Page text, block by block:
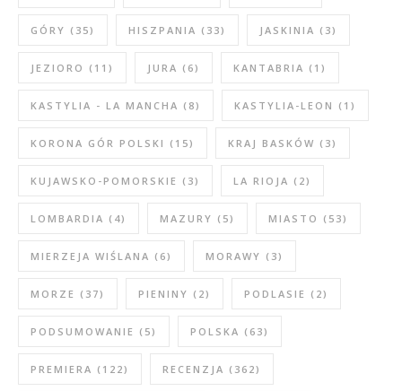
GÓRY (35) HISZPANIA (33) JASKINIA (3)
JEZIORO (11) JURA (6) KANTABRIA (1)
KASTYLIA - LA MANCHA (8) KASTYLIA-LEON (1)
KORONA GÓR POLSKI (15) KRAJ BASKÓW (3)
KUJAWSKO-POMORSKIE (3) LA RIOJA (2)
LOMBARDIA (4) MAZURY (5) MIASTO (53)
MIERZEJA WIŚLANA (6) MORAWY (3)
MORZE (37) PIENINY (2) PODLASIE (2)
PODSUMOWANIE (5) POLSKA (63)
PREMIERA (122) RECENZJA (362)